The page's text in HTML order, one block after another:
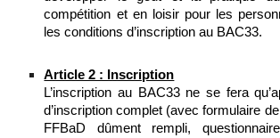
compétition et en loisir pour les
les conditions d’inscription au BAC33.
Article 2 : Inscription
L’inscription au BAC33 ne se fera
d’inscription complet (avec formulaire
FFBaD dûment rempli,